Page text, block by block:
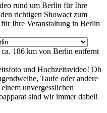
rund um Berlin für Ihre
richtigen Showact zum
Ihre Veranstaltung in Berlin
ca. 186 km von Berlin entfernt
und Hochzeitsvideo! Ob
Taufe oder andere
unvergesslichen
sind wir immer dabei!